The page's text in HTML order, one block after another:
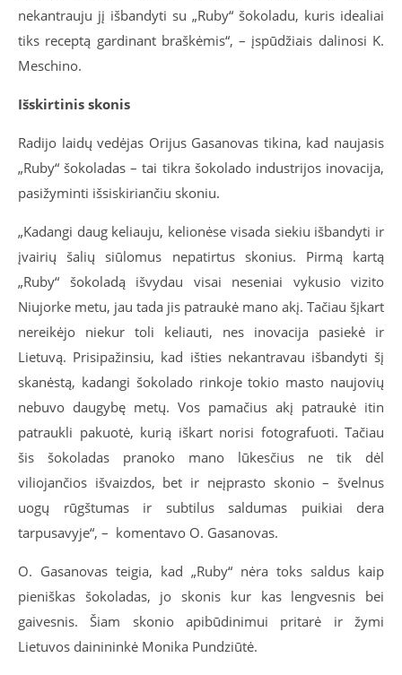
nekantrauju jį išbandyti su „Ruby“ šokoladu, kuris idealiai
tiks receptą gardinant braškėmis“, – įspūdžiais dalinosi K.
Meschino.
Išskirtinis skonis
Radijo laidų vedėjas Orijus Gasanovas tikina, kad naujasis
„Ruby“ šokoladas – tai tikra šokolado industrijos inovacija,
pasižyminti išsiskiriančiu skoniu.
„Kadangi daug keliauju, kelionėse visada siekiu išbandyti ir
įvairių šalių siūlomus nepatirtus skonius. Pirmą kartą
„Ruby“ šokoladą išvydau visai neseniai vykusio vizito
Niujorke metu, jau tada jis patraukė mano akį. Tačiau šįkart
nereikėjo niekur toli keliauti, nes inovacija pasiekė ir
Lietuvą. Prisipažinsiu, kad išties nekantravau išbandyti šį
skanėstą, kadangi šokolado rinkoje tokio masto naujovių
nebuvo daugybę metų. Vos pamačius akį patraukė itin
patraukli pakuotė, kurią iškart norisi fotografuoti. Tačiau
šis šokoladas pranoko mano lūkesčius ne tik dėl
viliojančios išvaizdos, bet ir neįprasto skonio – švelnus
uogų rūgštumas ir subtilus saldumas puikiai dera
tarpusavyje“, – komentavo O. Gasanovas.
O. Gasanovas teigia, kad „Ruby“ nėra toks saldus kaip
pieniškas šokoladas, jo skonis kur kas lengvesnis bei
gaivesnis. Šiam skonio apibūdinimui pritarė ir žymi
Lietuvos dainininkė Monika Pundziūtė.